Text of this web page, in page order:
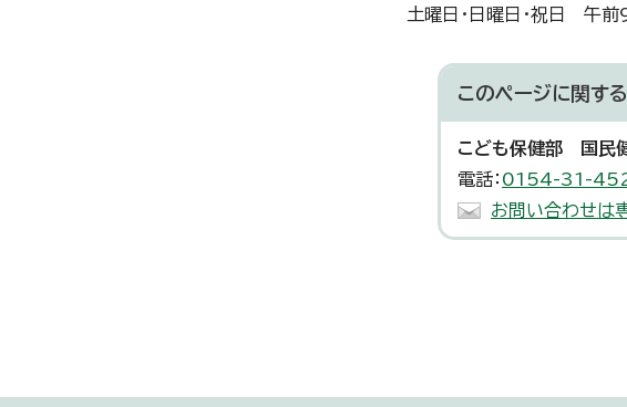
土曜日・日曜日・祝日 午
このページに関する
こども保健部 国民
電話： 0154-31-
お問い合わせは